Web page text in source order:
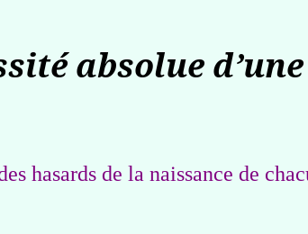
absolue
hasards de la naissance de